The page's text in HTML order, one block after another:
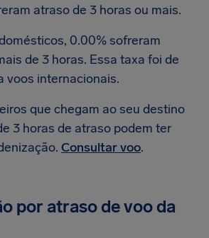
atraso de 3 horas ou mais.
0.00% sofreram
de 3 horas. Essa taxa foi de
voos internacionais.
que chegam ao seu destino
3 horas de atraso podem ter
Consultar voo.
por atraso de voo da